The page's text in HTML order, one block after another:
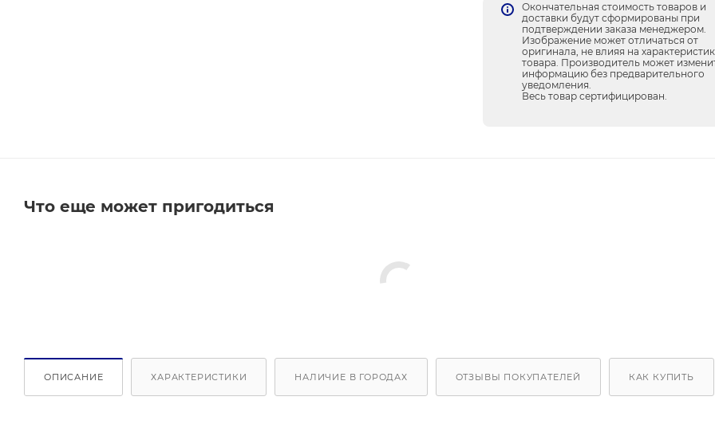
Окончательная стоимость товаров и
доставки будут сформированы при
подтверждении заказа менеджером.
Изображение может отличаться от
оригинала, не влияя на
товара. Производитель может
информацию без предварительного
уведомления.
Весь товар сертифицирован.
Что еще может пригодиться
ОПИСАНИЕ ХАРАКТЕРИСТИКИ НАЛИЧИЕ В ГОРОДАХ ОТЗЫВЫ ПОКУПАТЕЛЕЙ КАК КУПИТЬ